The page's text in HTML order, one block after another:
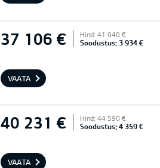
37 106 € Hind: 41 040 €
Soodustus: 3 934 €
VAATA
40 231 € Hind: 44 590 €
Soodustus: 4 359 €
VAATA